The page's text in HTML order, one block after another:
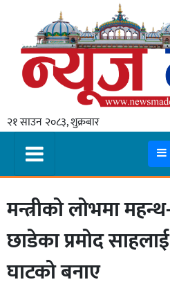
२१ साउन २०८३, शुक्रबार
गृहपृष्ठ
स्थानीय
प्रदेश
मधेश
प्रदेश
लुम्बिनी
मन्त्रीको लोभमा
छाडेका प्रमोद
घाटको बनाए